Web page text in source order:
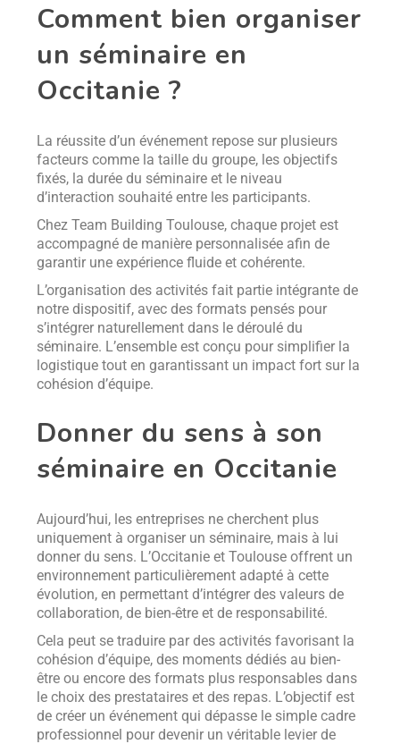
Comment bien organiser
un séminaire en
Occitanie ?
La réussite d’un événement repose sur plusieurs
facteurs comme la taille du groupe, les objectifs
fixés, la durée du séminaire et le niveau
d’interaction souhaité entre les participants.
Chez Team Building Toulouse, chaque projet est
accompagné de manière personnalisée afin de
garantir une expérience fluide et cohérente.
L’organisation des activités fait partie intégrante de
notre dispositif, avec des formats pensés pour
s’intégrer naturellement dans le déroulé du
séminaire. L’ensemble est conçu pour simplifier la
logistique tout en garantissant un impact fort sur la
cohésion d’équipe.
Donner du sens à son
séminaire en Occitanie
Aujourd’hui, les entreprises ne cherchent plus
uniquement à organiser un séminaire, mais à lui
donner du sens. L’Occitanie et Toulouse offrent un
environnement particulièrement adapté à cette
évolution, en permettant d’intégrer des valeurs de
collaboration, de bien-être et de responsabilité.
Cela peut se traduire par des activités favorisant la
cohésion d’équipe, des moments dédiés au bien-
être ou encore des formats plus responsables dans
le choix des prestataires et des repas. L’objectif est
de créer un événement qui dépasse le simple cadre
professionnel pour devenir un véritable levier de